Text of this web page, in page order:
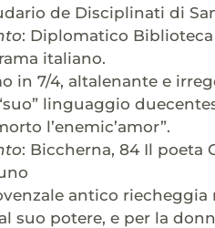
de Disciplinati di
: Diplomatico
italiano.
in 7/4, altalenante e
linguaggio
l’enemic’amor”.
: Biccherna, 84 Il poeta
antico
suo potere, e per la